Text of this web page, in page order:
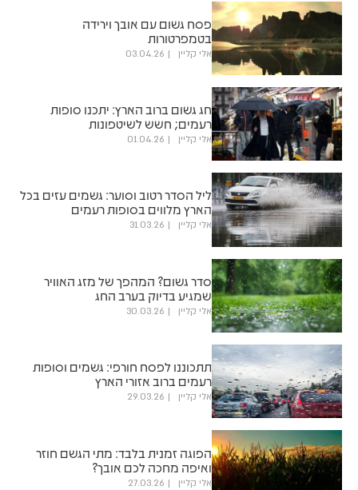
פסח גשום עם אובך וירידה
בטמפרטורות
אלי קליין 03.04.26
חג גשום ברוב הארץ: יתכנו סופות
רעמים; חשש לשיטפונות
אלי קליין 01.04.26
ליל הסדר רטוב וסוער: גשמים עזים בכל
הארץ מלווים בסופות רעמים
אלי קליין 31.03.26
סדר גשום? המהפך של מזג האוויר
שמגיע בדיוק בערב החג
אלי קליין 30.03.26
תתכוננו לפסח חורפי: גשמים וסופות
רעמים ברוב אזורי הארץ
אלי קליין 29.03.26
הפוגה זמנית בלבד: מתי הגשם חוזר
ואיפה מחכה לכם אובך?
אלי קליין 27.03.26